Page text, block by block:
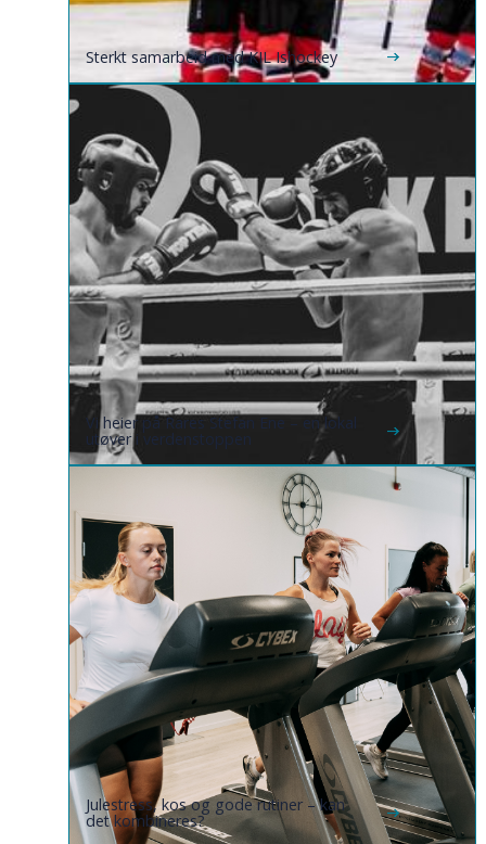
Sterkt samarbeid med KIL Ishockey
Vi heier på Rares Stefan Ene – en lokal
utøver i verdenstoppen
Julestress, kos og gode rutiner – kan
det kombineres?